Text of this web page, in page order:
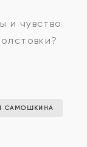
и чувство
САМОШКИНА